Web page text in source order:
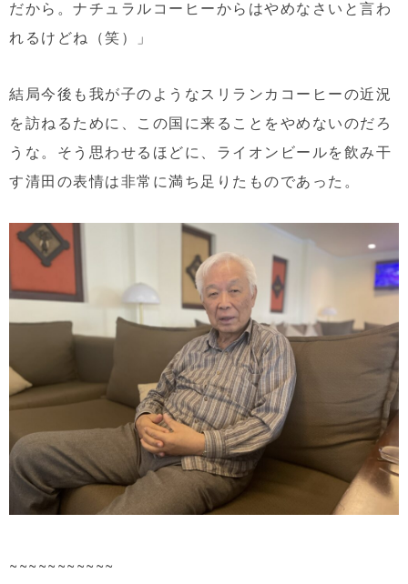
だから。ナチュラルコーヒーからはやめなさいと言わ
れるけどね（笑）」
結局今後も我が子のようなスリランカコーヒーの近況
を訪ねるために、この国に来ることをやめないのだろ
うな。そう思わせるほどに、ライオンビールを飲み干
す清田の表情は非常に満ち足りたものであった。
~~~~~~~~~~~